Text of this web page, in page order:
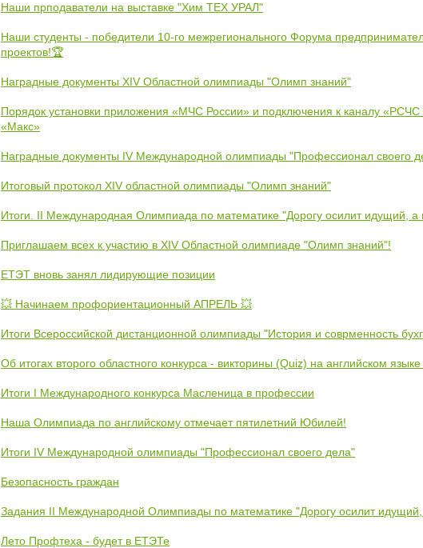
Наши прподаватели на выставке "Хим ТЕХ УРАЛ"
Наши студенты - победители 10-го межрегионального Форума
проектов!🏆
Наградные документы XIV Областной олимпиады "Олимп знаний"
Порядок установки приложения «МЧС России» и подключения к каналу «РСЧС
«Макс»
Наградные документы IV Международной олимпиады "Профессионал своего
Итоговый протокол XIV областной олимпиады "Олимп знаний"
Итоги. II Международная Олимпиада по математике "Дорогу осилит идущий,
Приглашаем всех к участию в XIV Областной олимпиаде "Олимп знаний"!
ЕТЭТ вновь занял лидирующие позиции
💥 Начинаем профориентационный АПРЕЛЬ 💥
Итоги Всероссийской дистанционной олимпиады "История и соврменность
Об итогах второго областного конкурса - викторины (Quiz) на английском
Итоги I Международного конкурса Масленица в профессии
Наша Олимпиада по английскому отмечает пятилетний Юбилей!
Итоги IV Международной олимпиады "Профессионал своего дела"
Безопасность граждан
Задания II Международной Олимпиады по математике "Дорогу осилит
Лето Профтеха - будет в ЕТЭТе